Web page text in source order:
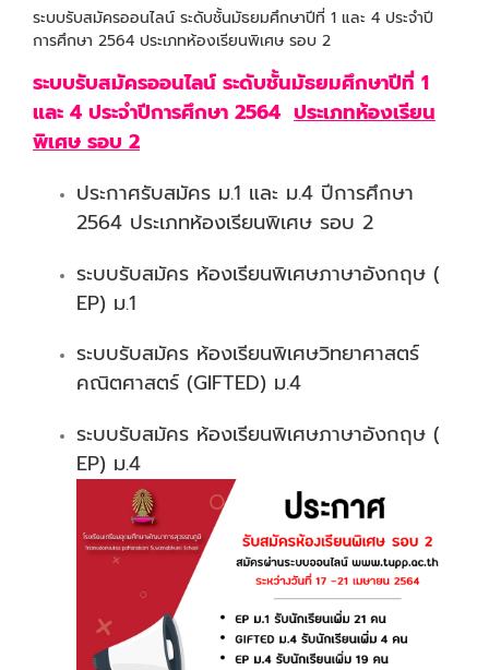
ระบบรับสมัครออนไลน์ ระดับชั้นมัธยมศึกษาปีที่ 1 และ 4 ประจำปี
การศึกษา 2564 ประเภทห้องเรียนพิเศษ รอบ 2
ระบบรับสมัครออนไลน์ ระดับชั้นมัธยมศึกษาปีที่ 1
และ 4 ประจำปีการศึกษา 2564 ประเภทห้องเรียน
พิเศษ รอบ 2
ประกาศรับสมัคร ม.1 และ ม.4 ปีการศึกษา
2564 ประเภทห้องเรียนพิเศษ รอบ 2
ระบบรับสมัคร ห้องเรียนพิเศษภาษาอังกฤษ (
EP) ม.1
ระบบรับสมัคร ห้องเรียนพิเศษวิทยาศาสตร์
คณิตศาสตร์ (GIFTED) ม.4
ระบบรับสมัคร ห้องเรียนพิเศษภาษาอังกฤษ (
EP) ม.4